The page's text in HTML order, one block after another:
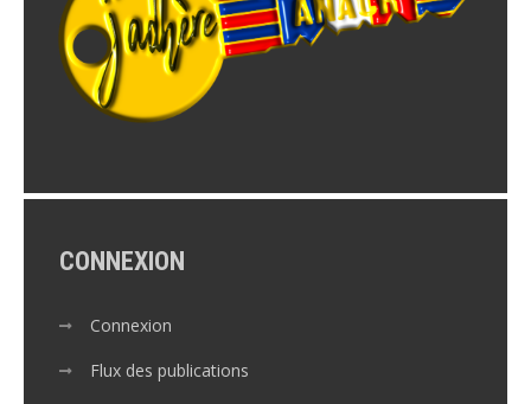
CONNEXION
Connexion
Flux des publications